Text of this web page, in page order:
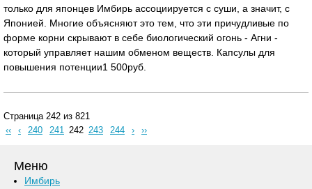
только для японцев Имбирь ассоциируется с суши, а значит, с
Японией. Многие объясняют это тем, что эти причудливые по
форме корни скрывают в себе биологический огонь - Агни -
который управляет нашим обменом веществ. Капсулы для
повышения потенции1 500руб.
Страница 242 из 821
‹‹
‹ 240 241 242 243 244 › ››
Меню
Имбирь